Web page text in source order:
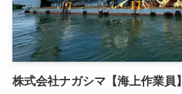
株式会社ナガシマ【海上作業員】